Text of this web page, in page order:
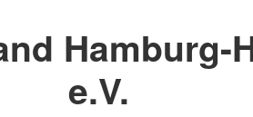
Hamburg-
e.V.